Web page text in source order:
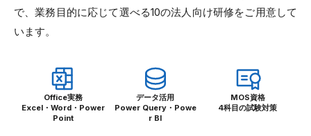
で、業務目的に応じて選べる10の法人向け研修をご用意して
います。
Office実務
Excel・Word・Power
Point
データ活用
Power Query・Powe
r BI
MOS資格
4科目の試験対策